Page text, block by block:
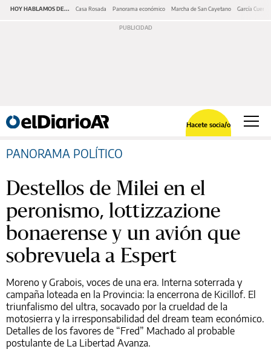
HOY HABLAMOS DE... Casa Rosada Panorama económico Marcha de San Cayetano García Cuerva
Hacete socia/o
PANORAMA POLÍTICO
Destellos de Milei en el
peronismo, lottizzazione
bonaerense y un avión que
sobrevuela a Espert
Moreno y Grabois, voces de una era. Interna soterrada y
campaña loteada en la Provincia: la encerrona de Kicillof. El
triunfalismo del ultra, socavado por la crueldad de la
motosierra y la irresponsabilidad del dream team económico.
Detalles de los favores de “Fred” Machado al probable
postulante de La Libertad Avanza.